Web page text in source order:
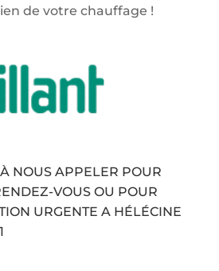
de votre chauffage !
NOUS APPELER POUR
VOUS OU POUR
URGENTE A HÉLÉCINE